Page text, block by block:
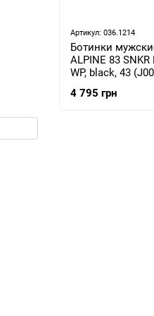
Артикул: 036.1214
Ботинки
ALPINE 83 SNKR
WP, black, 43
4 795 грн